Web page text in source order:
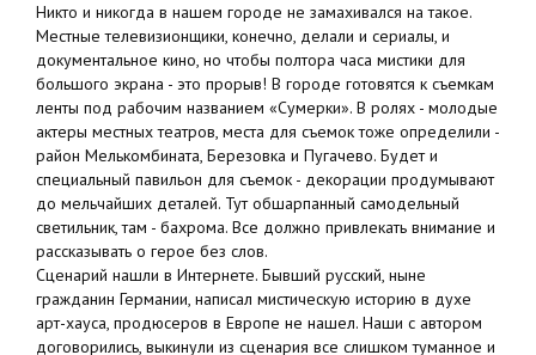
Никто и никогда в нашем городе не замахивался на такое.
Местные телевизионщики, конечно, делали и сериалы, и
документальное кино, но чтобы полтора часа мистики для
большого экрана - это прорыв! В городе готовятся к съемкам
ленты под рабочим названием «Сумерки». В ролях - молодые
актеры местных театров, места для съемок тоже определили -
район Мелькомбината, Березовка и Пугачево. Будет и
специальный павильон для съемок - декорации продумывают
до мельчайших деталей. Тут обшарпанный самодельный
светильник, там - бахрома. Все должно привлекать внимание и
рассказывать о герое без слов.
Сценарий нашли в Интернете. Бывший русский, ныне
гражданин Германии, написал мистическую историю в духе
арт-хауса, продюсеров в Европе не нашел. Наши с автором
договорились, выкинули из сценария все слишком туманное и